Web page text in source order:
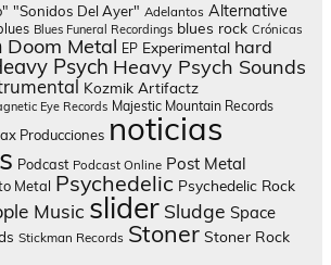
"Sonidos Del Ayer" Adelantos Alternative
Blues Funeral Recordings blues rock Crónicas
Doom Metal EP Experimental hard
Psych Heavy Psych Sounds
Kozmik Artifactz
Eye Records Majestic Mountain Records
Producciones noticias
Podcast Podcast Online Post Metal
Metal Psychedelic Psychedelic Rock
Music slider Sludge Space
Stickman Records Stoner Stoner Rock